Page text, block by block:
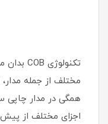
مختلف از جمله
اجزای مختلف از